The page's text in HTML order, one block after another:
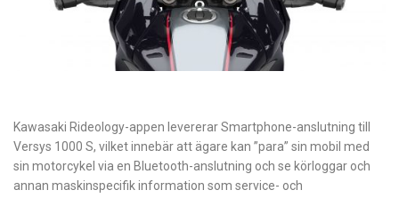
Kawasaki Rideology-appen levererar Smartphone-anslutning till
Versys 1000 S, vilket innebär att ägare kan ”para” sin mobil med
sin motorcykel via en Bluetooth-anslutning och se körloggar och
annan maskinspecifik information som service- och